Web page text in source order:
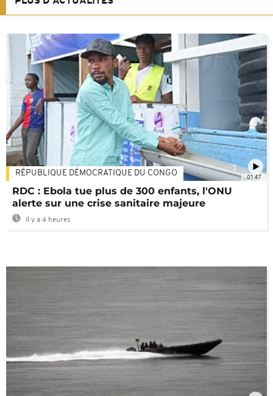
01:47
RÉPUBLIQUE DÉMOCRATIQUE DU CONGO
RDC : Ebola tue plus de 300 enfants, l'ONU
alerte sur une crise sanitaire majeure
Il y a 4 heures